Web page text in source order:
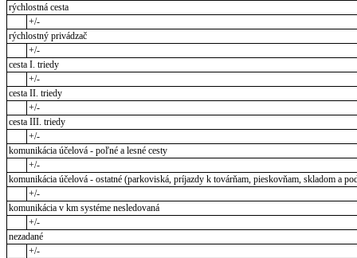
rýchlostná cesta
+/-
rýchlostný privádzač
+/-
cesta I. triedy
+/-
cesta II. triedy
+/-
cesta III. triedy
+/-
komunikácia účelová - poľné a lesné cesty
+/-
komunikácia účelová - ostatné (parkoviská, príjazdy k továrňam, pieskovňam, skladom a
+/-
komunikácia v km systéme nesledovaná
+/-
nezadané
+/-